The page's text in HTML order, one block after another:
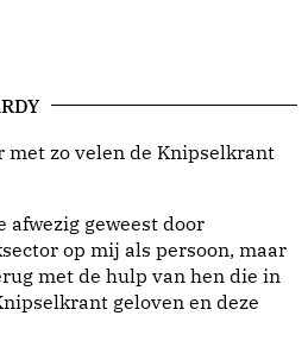
met zo velen de Knipselkrant
afwezig geweest door
op mij als persoon, maar
met de hulp van hen die in
geloven en deze